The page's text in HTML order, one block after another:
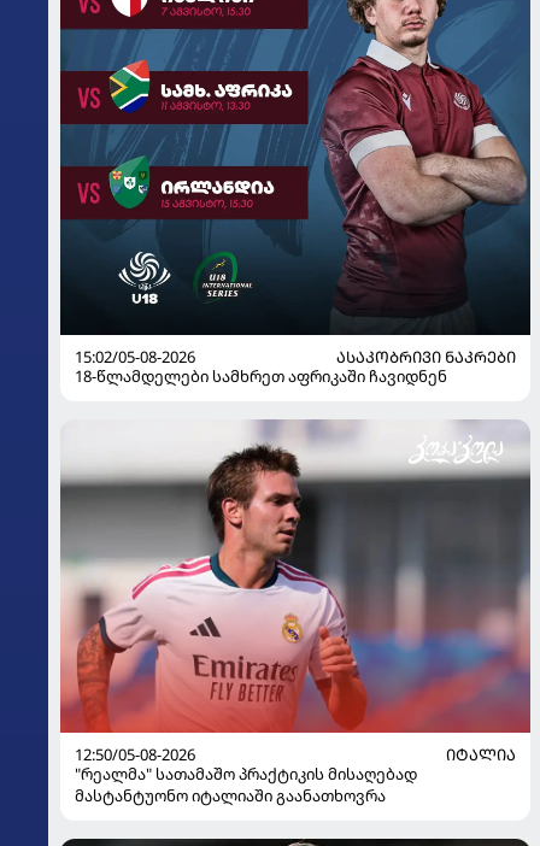
15:02/05-08-2026
ᲐᲡᲐᲙᲝᲑᲠᲘᲕᲘ ᲜᲐᲙᲠᲔᲑᲘ
18-წლამდელები სამხრეთ აფრიკაში ჩავიდნენ
12:50/05-08-2026
ᲘᲢᲐᲚᲘᲐ
"რეალმა" სათამაშო პრაქტიკის მისაღებად
მასტანტუონო იტალიაში გაანათხოვრა